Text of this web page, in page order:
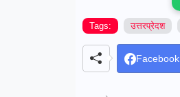
Tags: उत्तरप्रेदश
Facebook